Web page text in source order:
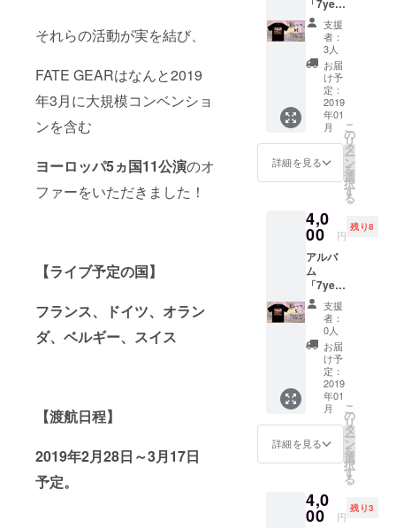
それらの活動が実を結び、
FATE GEARはなんと2019
年3月に大規模コンベンショ
ンを含む
ヨーロッパ5ヵ国11公演のオ
ファーをいただきました！
【ライブ予定の国】
フランス、ドイツ、オラン
ダ、ベルギー、スイス
【渡航日程】
2019年2月28日～3月17日
予定。
「7year
s ago」
のジャ
ケット
デザイ
ンのT
シャ
ツ。黒
ディ。
メンズ
Mサイ
ズで
す。
支援
者：
3人
お届
け予
定：
2019
年01
月
詳細を見る
こ
の
リ
タ
ー
ン
を
選
択
す
る
4,0
00 円
残り8
アルバ
ム
「7year
s ago」
のジャ
ケット
デザイ
ンのT
シャ
ツ。黒
ディ。
メンズS
サイズ
です。
支援
者：
0人
お届
け予
定：
2019
年01
月
詳細を見る
こ
の
リ
タ
ー
ン
を
選
択
す
る
4,0
00 円
残り3